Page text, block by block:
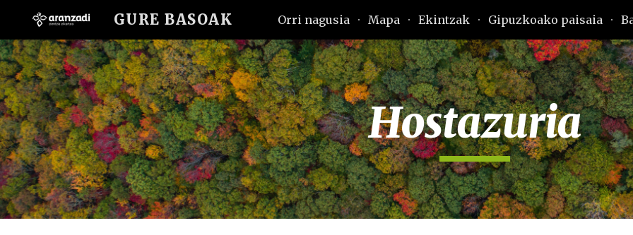
Skip to main content Skip to
GURE BASOAK Orri nagusia Mapa Ekintzak Gipuzkoako paisaia
Hostazuria